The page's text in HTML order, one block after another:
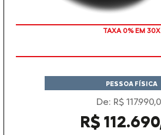
TAXA 0% EM 30X
PESSOA FÍSICA
De: R$
R$